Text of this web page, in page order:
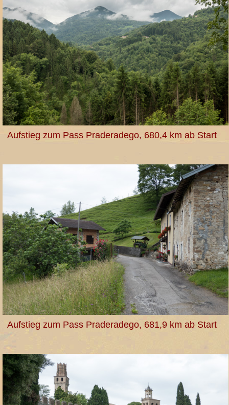
Aufstieg zum Pass Praderadego, 680,4 km ab Start
Aufstieg zum Pass Praderadego, 681,9 km ab Start